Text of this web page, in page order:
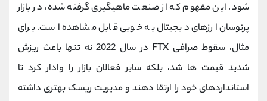
‌شود. این مفهوم که از صنعت ماهیگیری گرفته شده، در بازار
پرنوسان ارزهای دیجیتال به خوبی قابل مشاهده است. برای
مثال، سقوط صرافی FTX در سال 2022 نه تنها باعث ریزش
شدید قیمت‌ ها شد، بلکه سایر فعالان بازار را وادار کرد تا
استانداردهای خود را ارتقا دهند و مدیریت ریسک بهتری داشته
اینستاگرام @alireza.mehrabii
کانال تلگرام @alirezamehrabi_com
@alirezamehrabi_official